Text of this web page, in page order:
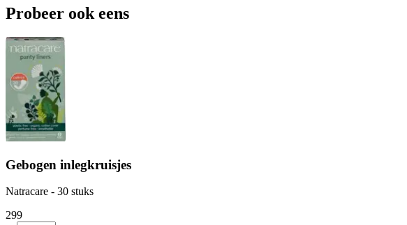
Probeer ook eens
Gebogen inlegkruisjes
Natracare - 30 stuks
299